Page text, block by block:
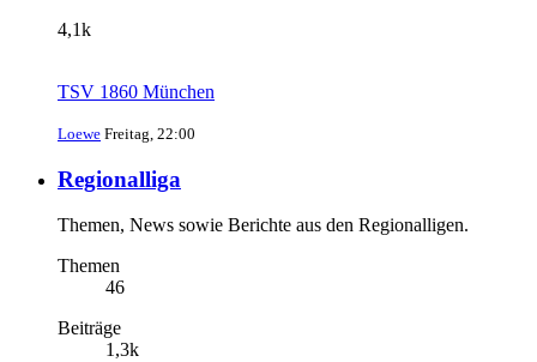
4,1k
TSV 1860 München
Loewe Freitag, 22:00
Regionalliga
Themen, News sowie Berichte aus den Regionalligen.
Themen
46
Beiträge
1,3k